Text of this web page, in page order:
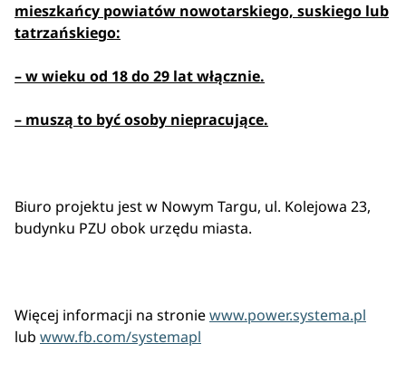
mieszkańcy powiatów nowotarskiego, suskiego lub
tatrzańskiego:
– w wieku od 18 do 29 lat włącznie.
– muszą to być osoby niepracujące.
Biuro projektu jest w Nowym Targu, ul. Kolejowa 23,
budynku PZU obok urzędu miasta.
Więcej informacji na stroniewww.power.systema.pl
lub www.fb.com/systemapl